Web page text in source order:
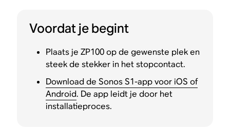
Voordat je begint
Plaats je ZP100 op de gewenste plek en
steek de stekker in het stopcontact.
Download de Sonos S1-app voor iOS of
Android. De app leidt je door het
installatieproces.